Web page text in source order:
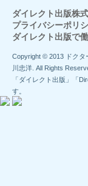
ダイレクト出版株
プライバシーポリ
ダイレクト出版で
Copyright © 2013 ドクタ
川忠洋. All Rights
「ダイレクト出版」「
す。